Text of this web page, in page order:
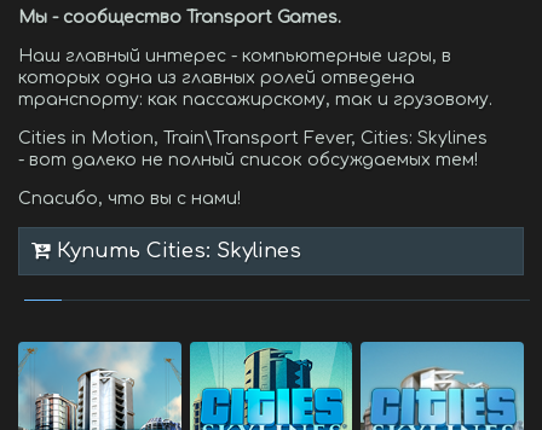
Мы - сообщество Transport Games.
Наш главный интерес - компьютерные игры, в
которых одна из главных ролей отведена
транспорту: как пассажирскому, так и грузовому.
Cities in Motion, Train\Transport Fever, Cities: Skylines
- вот далеко не полный список обсуждаемых тем!
Спасибо, что вы с нами!
Купить Cities: Skylines